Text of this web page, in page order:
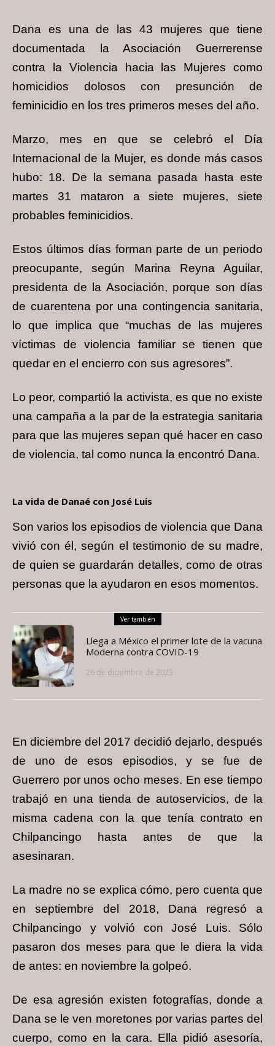
Dana es una de las 43 mujeres que tiene
documentada la Asociación Guerrerense
contra la Violencia hacia las Mujeres como
homicidios dolosos con presunción de
feminicidio en los tres primeros meses del año.
Marzo, mes en que se celebró el Día
Internacional de la Mujer, es donde más casos
hubo: 18. De la semana pasada hasta este
martes 31 mataron a siete mujeres, siete
probables feminicidios.
Estos últimos días forman parte de un periodo
preocupante, según Marina Reyna Aguilar,
presidenta de la Asociación, porque son días
de cuarentena por una contingencia sanitaria,
lo que implica que “muchas de las mujeres
víctimas de violencia familiar se tienen que
quedar en el encierro con sus agresores”.
Lo peor, compartió la activista, es que no existe
una campaña a la par de la estrategia sanitaria
para que las mujeres sepan qué hacer en caso
de violencia, tal como nunca la encontró Dana.
La vida de Danaé con José Luis
Son varios los episodios de violencia que Dana
vivió con él, según el testimonio de su madre,
de quien se guardarán detalles, como de otras
personas que la ayudaron en esos momentos.
Ver también
Llega a México el primer lote de la vacuna
Moderna contra COVID-19
26 de diciembre de 2023
En diciembre del 2017 decidió dejarlo, después
de uno de esos episodios, y se fue de
Guerrero por unos ocho meses. En ese tiempo
trabajó en una tienda de autoservicios, de la
misma cadena con la que tenía contrato en
Chilpancingo hasta antes de que la
asesinaran.
La madre no se explica cómo, pero cuenta que
en septiembre del 2018, Dana regresó a
Chilpancingo y volvió con José Luis. Sólo
pasaron dos meses para que le diera la vida
de antes: en noviembre la golpeó.
De esa agresión existen fotografías, donde a
Dana se le ven moretones por varias partes del
cuerpo, como en la cara. Ella pidió asesoría,